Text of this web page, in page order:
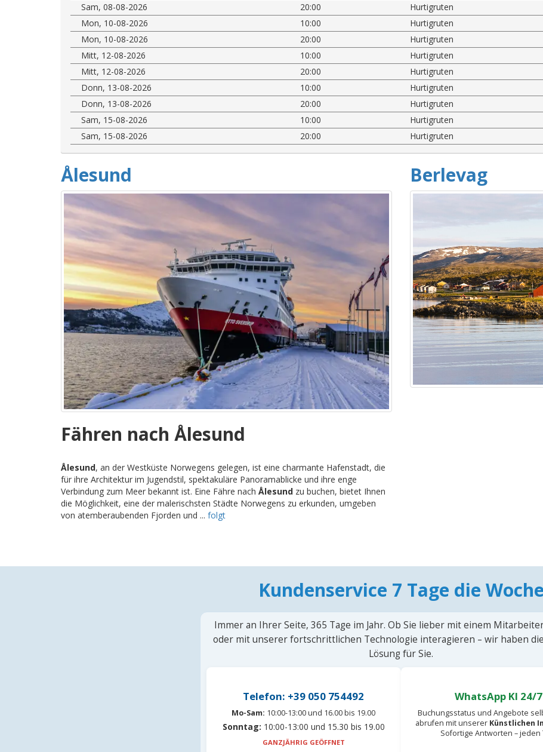
Sam, 08-08-2026
20:00 Hurtigruten
Mon, 10-08-2026
10:00 Hurtigruten
Mon, 10-08-2026
20:00 Hurtigruten
Mitt, 12-08-2026
10:00 Hurtigruten
Mitt, 12-08-2026
20:00 Hurtigruten
Donn, 13-08-2026
10:00 Hurtigruten
Donn, 13-08-2026
20:00 Hurtigruten
Sam, 15-08-2026
10:00 Hurtigruten
Sam, 15-08-2026
20:00 Hurtigruten
Ålesund
Fähren nach Ålesund
Ålesund, an der Westküste Norwegens gelegen, ist eine charmante Hafenstadt, die
für ihre Architektur im Jugendstil, spektakuläre Panoramablicke und ihre enge
Verbindung zum Meer bekannt ist. Eine Fähre nach Ålesund zu buchen, bietet Ihnen
die Möglichkeit, eine der malerischsten Städte Norwegens zu erkunden, umgeben
von atemberaubenden Fjorden und ... folgt
Berlevag
Kundenservice 7 Tage die Woche
Immer an Ihrer Seite, 365 Tage im Jahr. Ob Sie lieber mit einem
oder mit unserer fortschrittlichen Technologie interagieren – wir haben
Lösung für Sie.
Telefon: +39 050 754492
Mo-Sam: 10:00-13:00 und 16.00 bis 19.00
Sonntag: 10:00-13:00 und 15.30 bis 19.00
GANZJÄHRIG GEÖFFNET
WhatsApp KI 24/7
Buchungsstatus und Angebote
abrufen mit unserer Künstlichen
Sofortige Antworten – jeden